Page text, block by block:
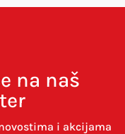
na naš
i akcijama